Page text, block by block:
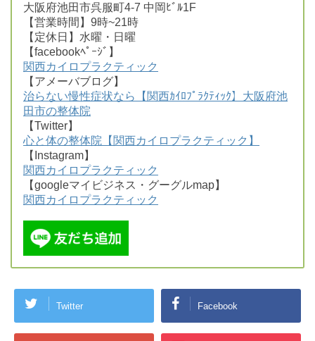
大阪府池田市呉服町4-7 中岡ﾋﾞﾙ1F
【営業時間】9時~21時
【定休日】水曜・日曜
【facebookﾍﾟｰｼﾞ】
関西カイロプラクティック
【アメーバブログ】
治らない慢性症状なら【関西ｶｲﾛﾌﾟﾗｸﾃｨｯｸ】大阪府池
田市の整体院
【Twitter】
心と体の整体院【関西カイロプラクティック】
【Instagram】
関西カイロプラクティック
【googleマイビジネス・グーグルmap】
関西カイロプラクティック
Twitter Facebook